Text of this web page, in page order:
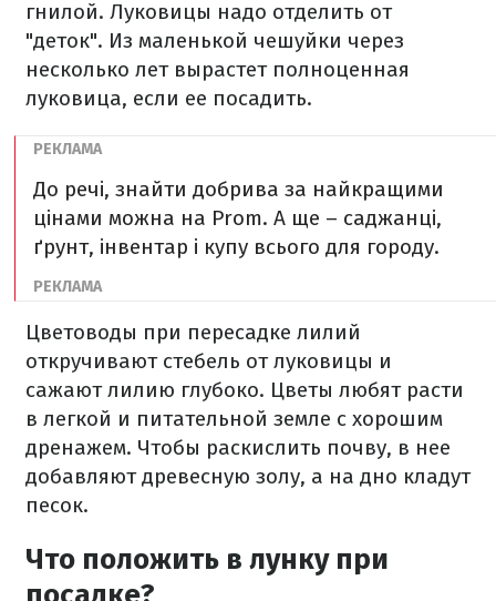
гнилой. Луковицы надо отделить от
"деток". Из маленькой чешуйки через
несколько лет вырастет полноценная
луковица, если ее посадить.
До речі, знайти добрива за найкращими
цінами можна на Prom. А ще – саджанці,
ґрунт, інвентар і купу всього для городу.
Цветоводы при пересадке лилий
откручивают стебель от луковицы и
сажают лилию глубоко. Цветы любят расти
в легкой и питательной земле с хорошим
дренажем. Чтобы раскислить почву, в нее
добавляют древесную золу, а на дно кладут
песок.
Что положить в лунку при